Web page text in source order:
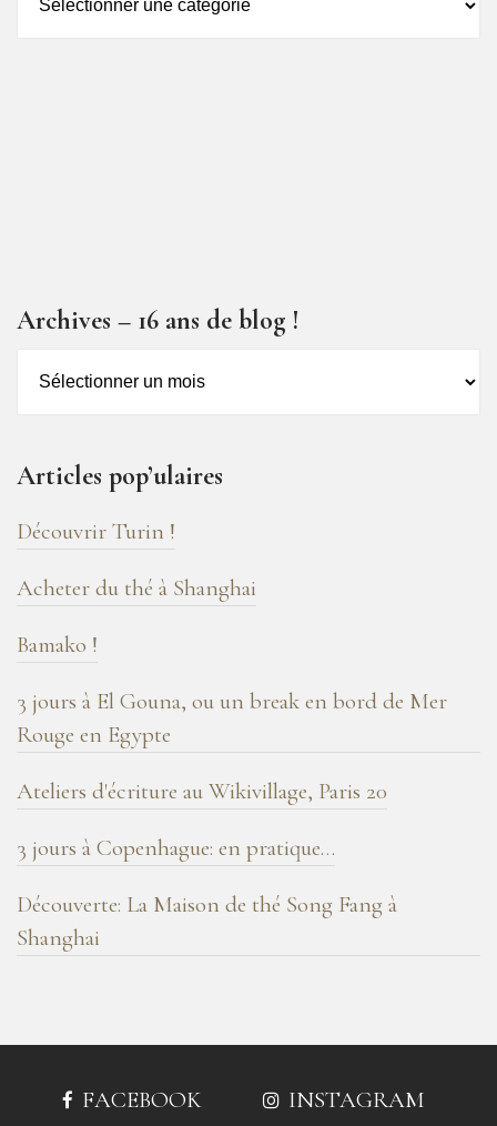
des
Archives – 16 ans de blog !
de
blog
!
Articles pop’ulaires
Découvrir Turin !
Acheter du thé à Shanghai
Bamako !
3 jours à El Gouna, ou un break en bord de Mer
Rouge en Egypte
Ateliers d'écriture au Wikivillage, Paris 20
3 jours à Copenhague: en pratique…
Découverte: La Maison de thé Song Fang à
Shanghai
FACEBOOK INSTAGRAM